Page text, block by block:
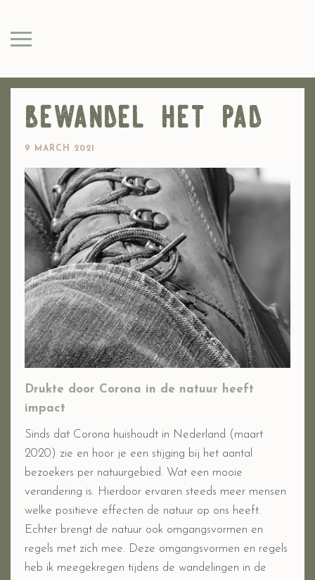
bewandel het pad
9 MARCH 2021
Drukte door Corona in de natuur heeft
impact
Sinds dat Corona huishoudt in Nederland (maart
2020) zie en hoor je een stijging bij het aantal
bezoekers per natuurgebied. Wat een mooie
verandering is. Hierdoor ervaren steeds meer mensen
welke positieve effecten de natuur op ons heeft.
Echter brengt de natuur ook omgangsvormen en
regels met zich mee. Deze omgangsvormen en regels
heb ik meegekregen tijdens de wandelingen in de